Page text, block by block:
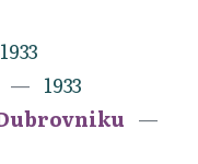
1933
1933